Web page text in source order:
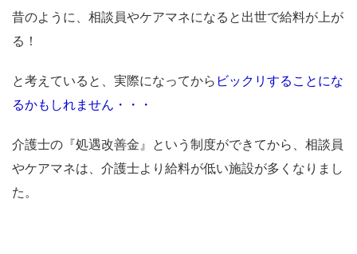
昔のように、相談員やケアマネになると出世で給料が上が
る！
と考えていると、実際になってから ビックリすることにな
るかもしれません・・・
介護士の『処遇改善金』という制度ができてから、相談員
やケアマネは、介護士より給料が低い施設が多くなりまし
た。